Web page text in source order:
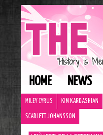
HOME NEWS
MILEY CYRUS KIM KARDASHIAN
SCARLETT JOHANSSON